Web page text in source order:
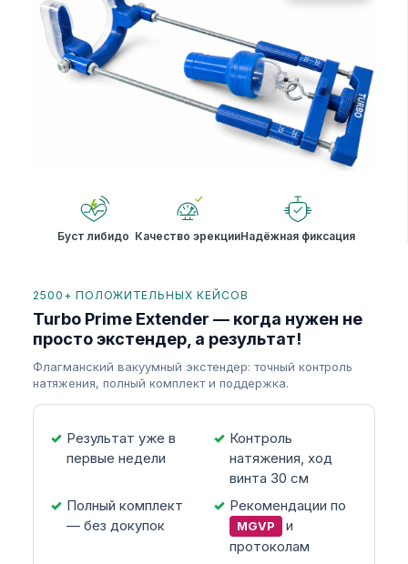
Буст либидо Качество эрекцииНадёжная фиксация
2500+ ПОЛОЖИТЕЛЬНЫХ КЕЙСОВ
Turbo Prime Extender — когда нужен не
просто экстендер, а результат!
Флагманский вакуумный экстендер: точный контроль
натяжения, полный комплект и поддержка.
Результат уже в
первые недели
Контроль
натяжения, ход
винта 30 см
Полный комплект
— без докупок
Рекомендации по
MGVP
и
протоколам